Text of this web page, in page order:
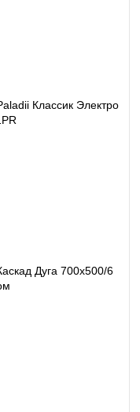
Классик Электро
Дуга 700х500/6